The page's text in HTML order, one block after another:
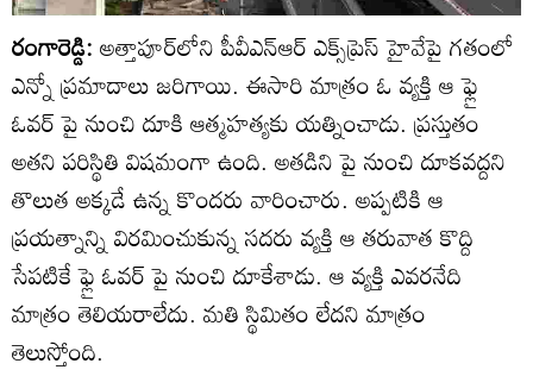
రంగారెడ్డి:అత్తాపూర్‌లోని పీవీఎన్ఆర్ ఎక్స్‌ప్రెస్ హైవేపై గతంలో
ఎన్నో ప్రమాదాలు జరిగాయి. ఈసారి మాత్రం ఓ వ్యక్తి ఆ ఫ్లై
ఓవర్ పై నుంచి దూకి ఆత్మహత్యకు యత్నించాడు. ప్రస్తుతం
అతని పరిస్థితి విషమంగా ఉంది. అతడిని పై నుంచి దూకవద్దని
తొలుత అక్కడే ఉన్న కొందరు వారించారు. అప్పటికి ఆ
ప్రయత్నాన్ని విరమించుకున్న సదరు వ్యక్తి ఆ తరువాత కొద్ది
సేపటికే ఫ్లై ఓవర్ పై నుంచి దూకేశాడు. ఆ వ్యక్తి ఎవరనేది
మాత్రం తెలియరాలేదు. మతి స్థిమితం లేదని మాత్రం
తెలుస్తోంది.